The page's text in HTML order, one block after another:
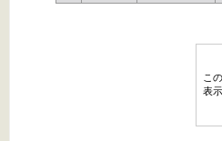
こ
表